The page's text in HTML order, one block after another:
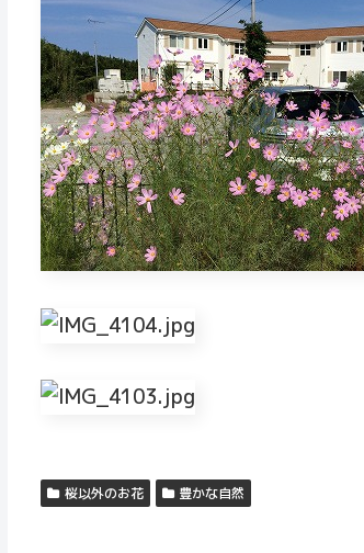
桜以外のお花 豊かな自然